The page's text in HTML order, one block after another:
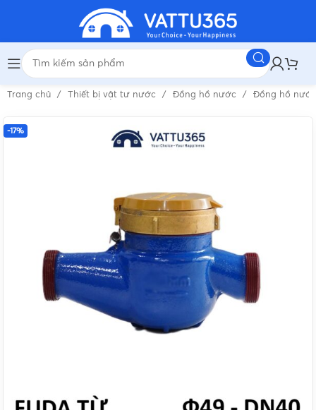
Trang chủ Thiết bị vật tư nước Đồng hồ nước Đồng hồ
-17%